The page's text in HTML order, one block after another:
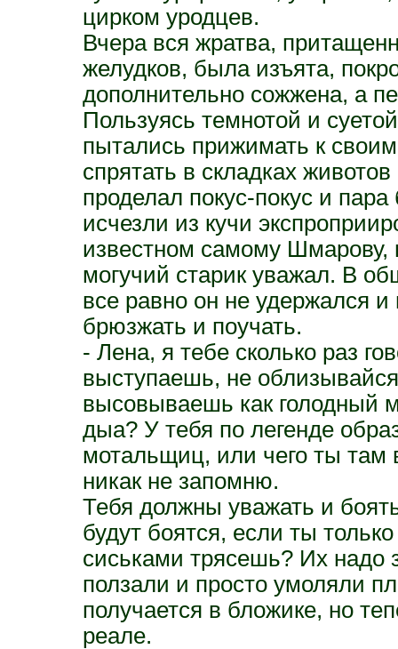
цирком уродцев.
Вчера вся жратва,
желудков, была изъята,
дополнительно сожжена, а
Пользуясь темнотой и
пытались прижимать к
спрятать в складках
проделал покус-покус и
исчезли из кучи
известном самому Шмарову,
могучий старик уважал. В
все равно он не удержался
брюзжать и поучать.
- Лена, я тебе сколько раз
выступаешь, не
высовываешь как голодный
дыа? У тебя по легенде
мотальщиц, или чего ты там
никак не запомню.
Тебя должны уважать и
будут боятся, если ты
сиськами трясешь? Их надо
ползали и просто умоляли
получается в бложике, но
реале.